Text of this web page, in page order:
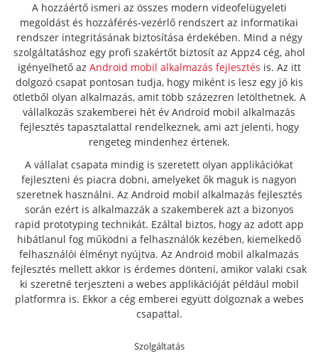
A hozzáértő ismeri az összes modern videofelügyeleti
megoldást és hozzáférés-vezérlő rendszert az informatikai
rendszer integritásának biztosítása érdekében. Mind a négy
szolgáltatáshoz egy profi szakértőt biztosít az Appz4 cég, ahol
igényelhető az Android mobil alkalmazás fejlesztés is. Az itt
dolgozó csapat pontosan tudja, hogy miként is lesz egy jó kis
ötletből olyan alkalmazás, amit több százezren letölthetnek. A
vállalkozás szakemberei hét év Android mobil alkalmazás
fejlesztés tapasztalattal rendelkeznek, ami azt jelenti, hogy
rengeteg mindenhez értenek.
A vállalat csapata mindig is szeretett olyan applikációkat
fejleszteni és piacra dobni, amelyeket ők maguk is nagyon
szeretnek használni. Az Android mobil alkalmazás fejlesztés
során ezért is alkalmazzák a szakemberek azt a bizonyos
rapid prototyping technikát. Ezáltal biztos, hogy az adott app
hibátlanul fog működni a felhasználók kezében, kiemelkedő
felhasználói élményt nyújtva. Az Android mobil alkalmazás
fejlesztés mellett akkor is érdemes dönteni, amikor valaki csak
ki szeretné terjeszteni a webes applikációját például mobil
platformra is. Ekkor a cég emberei együtt dolgoznak a webes
csapattal.
Szolgáltatás